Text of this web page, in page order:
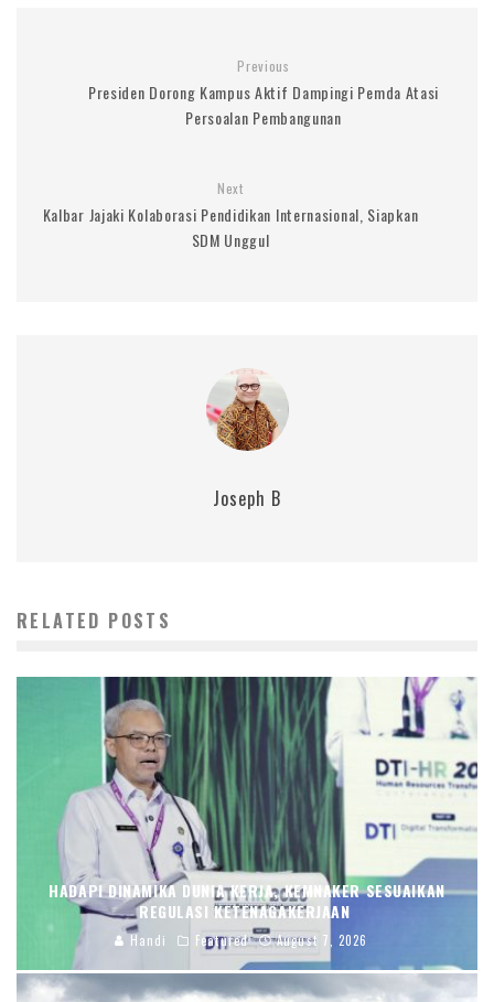
Previous
Presiden Dorong Kampus Aktif Dampingi Pemda Atasi
Persoalan Pembangunan
Next
Kalbar Jajaki Kolaborasi Pendidikan Internasional, Siapkan
SDM Unggul
Joseph B
RELATED POSTS
HADAPI DINAMIKA DUNIA KERJA, KEMNAKER SESUAIKAN
REGULASI KETENAGAKERJAAN
Handi Featured August 7, 2026